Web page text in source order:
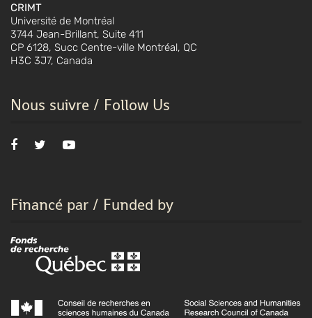
CRIMT
Université de Montréal
3744 Jean-Brillant, Suite 411
CP 6128, Succ Centre-ville Montréal, QC
H3C 3J7, Canada
Nous suivre / Follow Us
Financé par / Funded by